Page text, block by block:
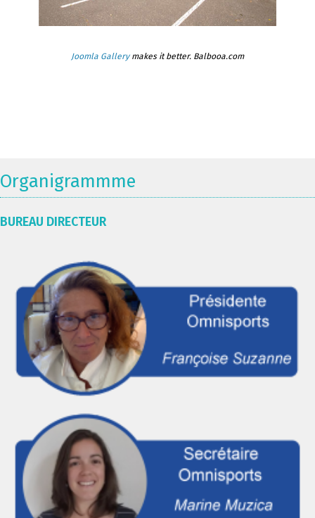
Joomla Gallerymakes it better. Balbooa.com
Organigrammme
BUREAU DIRECTEUR